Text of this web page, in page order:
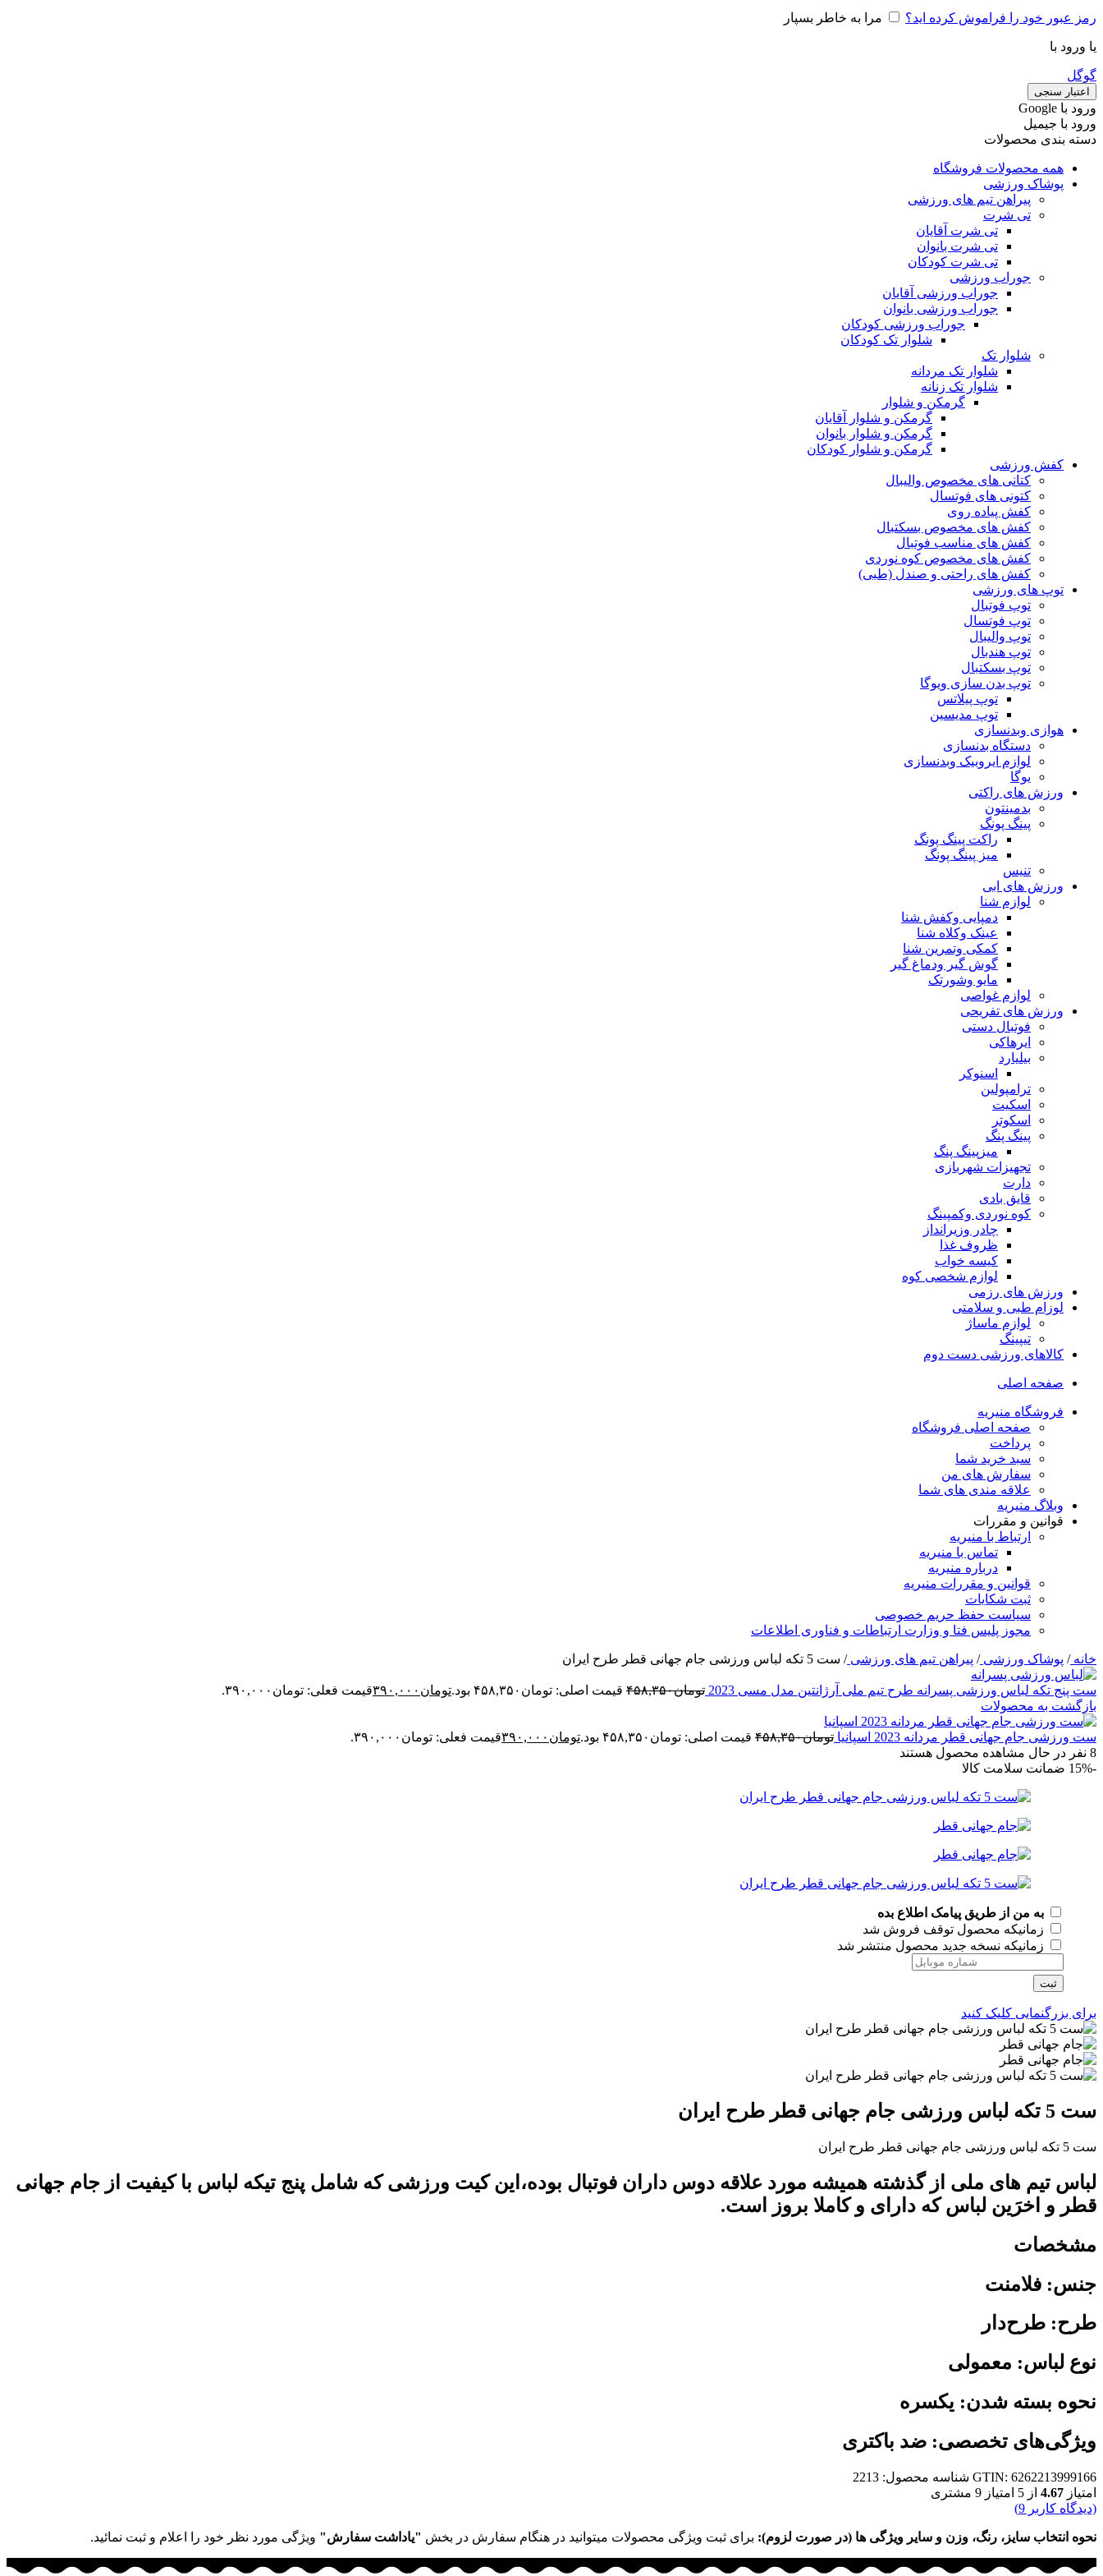
رمز عبور خود را فراموش کرده اید؟ مرا به خاطر بسپار
یا ورود با
گوگل
اعتبار سنجی
ورود با ‫Google
ورود با جیمیل
دسته بندی محصولات
همه محصولات فروشگاه
پوشاک ورزشی
پیراهن تیم های ورزشی
تی شرت
تی شرت آقایان
تی شرت بانوان
تی شرت کودکان
جوراب ورزشی
جوراب ورزشی آقایان
جوراب ورزشی بانوان
جوراب ورزشی کودکان
شلوار تک کودکان
شلوار تک
شلوار تک مردانه
شلوار تک زنانه
گرمکن و شلوار
گرمکن و شلوار آقایان
گرمکن و شلوار بانوان
گرمکن و شلوار کودکان
کفش ورزشی
کتانی های مخصوص والیبال
کتونی های فوتسال
کفش پیاده روی
کفش های مخصوص بسکتبال
کفش های مناسب فوتبال
کفش های مخصوص کوه نوردی
کفش های راحتی و صندل (طبی)
توپ های ورزشی
توپ فوتبال
توپ فوتسال
توپ والیبال
توپ هندبال
توپ بسکتبال
توپ بدن سازی ویوگا
توپ پیلاتس
توپ مدیسین
هوازی وبدنسازی
دستگاه بدنسازی
لوازم ایروبیک وبدنسازی
یوگا
ورزش های راکتی
بدمینتون
پینگ پونگ
راکت پینگ پونگ
میز پینگ پونگ
تنیس
ورزش های ابی
لوازم شنا
دمپایی وکفش شنا
عینک وکلاه شنا
کمکی وتمرین شنا
گوش گیر ودماغ گیر
مایو وشورتک
لوازم غواصی
ورزش های تفریحی
فوتبال دستی
ایرهاکی
بیلیارد
اسنوکر
ترامپولین
اسکیت
اسکوتر
پینگ پنگ
میزپینگ پنگ
تجهیزات شهربازی
دارت
قایق بادی
کوه نوردی وکمپینگ
چادر وزیرانداز
ظروف غذا
کیسه خواب
لوازم شخصی کوه
ورزش های رزمی
لوزام طبی و سلامتی
لوازم ماساژ
تیپینگ
کالاهای ورزشی دست دوم
صفحه اصلی
فروشگاه منیریه
صفحه اصلی فروشگاه
پرداخت
سبد خرید شما
سفارش های من
علاقه مندی های شما
وبلاگ منیریه
قوانین و مقررات
ارتباط با منیریه
تماس با منیریه
درباره منیریه
قوانین و مقررات منیریه
ثبت شکایات
سیاست حفظ حریم خصوصی
مجوز پلیس فتا و وزارت ارتباطات و فناوری اطلاعات
خانه/ پوشاک ورزشی/ پیراهن تیم های ورزشی/ ست 5 تکه لباس ورزشی جام جهانی قطر طرح ایران
ست پنج تکه لباس ورزشی پسرانه طرح تیم ملی آرژانتین مدل مسی 2023 تومان۴۵۸,۳۵۰ قیمت اصلی: تومان۴۵۸,۳۵۰ بود. تومان ۳۹۰,۰۰۰قیمت فعلی: تومان۳۹۰,۰۰۰.
بازگشت به محصولات
ست ورزشی جام جهانی قطر مردانه 2023 اسپانیا تومان۴۵۸,۳۵۰ قیمت اصلی: تومان۴۵۸,۳۵۰ بود. تومان ۳۹۰,۰۰۰قیمت فعلی: تومان۳۹۰,۰۰۰.
8 نفر در حال مشاهده محصول هستند
-15%
ضمانت سلامت کالا
به من از طریق پیامک اطلاع بده
زمانیکه محصول توقف فروش شد
زمانیکه نسخه جدید محصول منتشر شد
ثبت
برای بزرگنمایی کلیک کنید
ست 5 تکه لباس ورزشی جام جهانی قطر طرح ایران
ست 5 تکه لباس ورزشی جام جهانی قطر طرح ایران
لباس تیم های ملی از گذشته همیشه مورد علاقه دوس داران فوتبال بوده،این کیت ورزشی که شامل پنج تیکه لباس با کیفیت از جام جهانی
قطر و اخرَین لباس که دارای و کاملا بروز است.
مشخصات
جنس: فلامنت
طرح: طرح‌دار
نوع لباس: معمولی
نحوه بسته شدن: یکسره
ویژگی‌های تخصصی: ضد باکتری
GTIN: 6262213999166 شناسه محصول: 2213
امتیاز 4.67 از 5 امتیاز 9 مشتری
(دیدگاه کاربر 9
)
نحوه انتخاب سایز، رنگ، وزن و سایر ویژگی ها (در صورت لزوم): برای ثبت ویژگی محصولات میتوانید در هنگام سفارش در بخش "یاداشت سفارش" ویژگی مورد نظر خود را اعلام و ثبت نمائید.